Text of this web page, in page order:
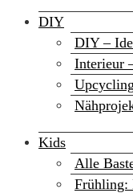
DIY
DIY –
Interieur
Kids
Alle
Frühling: